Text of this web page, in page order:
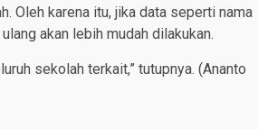
Oleh karena itu, jika data seperti nama
akan lebih mudah dilakukan.
sekolah terkait,” tutupnya. (Ananto